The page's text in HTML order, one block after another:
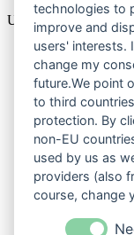
Unternehmen
Impressum
Allgemeine
Über uns
Versand &
Reklamation
Kontakt
Impressum
Allgemeine
Über uns
technologies to
improve and
users' interests.
change my
future.We point
to third
protection. By
non-EU
used by us as
providers (also
course, change